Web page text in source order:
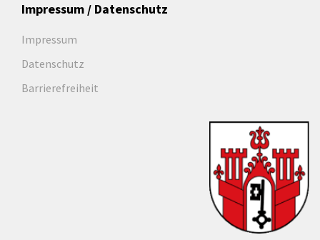
Impressum / Datenschutz
Impressum
Datenschutz
Barrierefreiheit